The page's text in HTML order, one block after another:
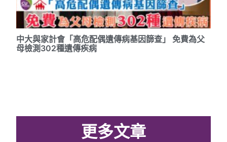
中大與家計會「高危配偶遺傳病基因篩查」 免費為父
母檢測302種遺傳疾病
更多文章